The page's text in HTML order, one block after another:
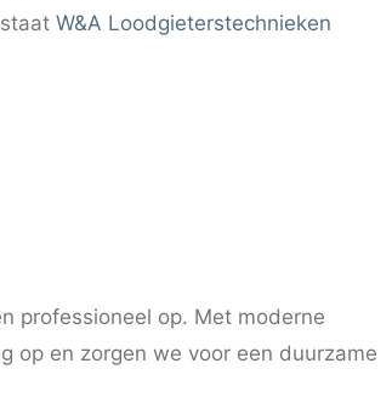
W&A Loodgieterstechnieken
professioneel op. Met moderne
op en zorgen we voor een duurzame